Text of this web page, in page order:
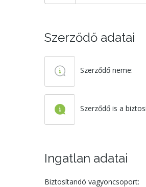
Szerződő adatai
Szerződő neme:
Szerződő is a
Ingatlan adatai
Biztosítandó vagyoncsoport: